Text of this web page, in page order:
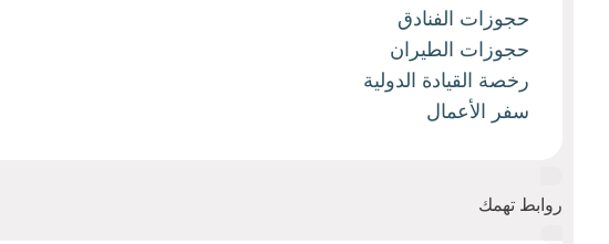
حجوزات الفنادق
حجوزات الطيران
رخصة القيادة الدولية
سفر الأعمال
روابط تهمك